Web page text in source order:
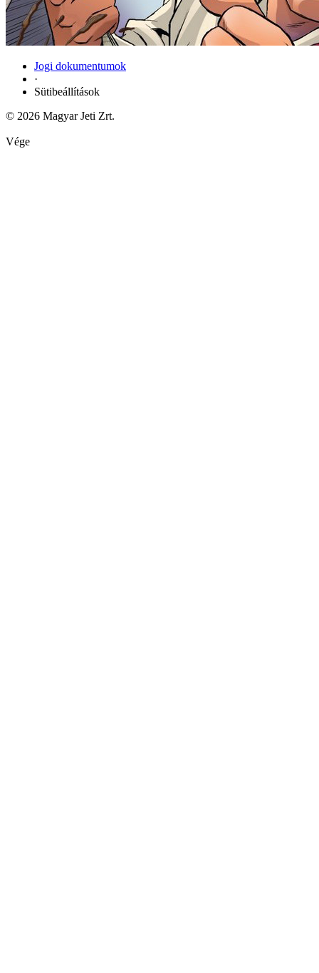
Jogi dokumentumok
·
Sütibeállítások
© 2026 Magyar Jeti Zrt.
Vége